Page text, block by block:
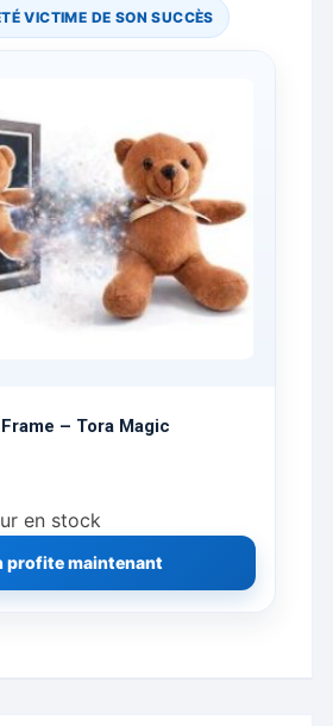
VICTIME DE SON SUCCÈS
– Tora Magic
en stock
profite maintenant